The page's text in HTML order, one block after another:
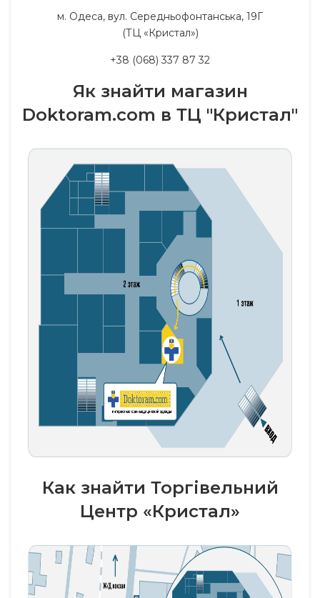
м. Одеса, вул. Середньофонтанська, 19Г
(ТЦ «Кристал»)
+38 (068) 337 87 32
Як знайти магазин
Doktoram.com в ТЦ "Кристал"
Как знайти Торгівельний
Центр «Кристал»